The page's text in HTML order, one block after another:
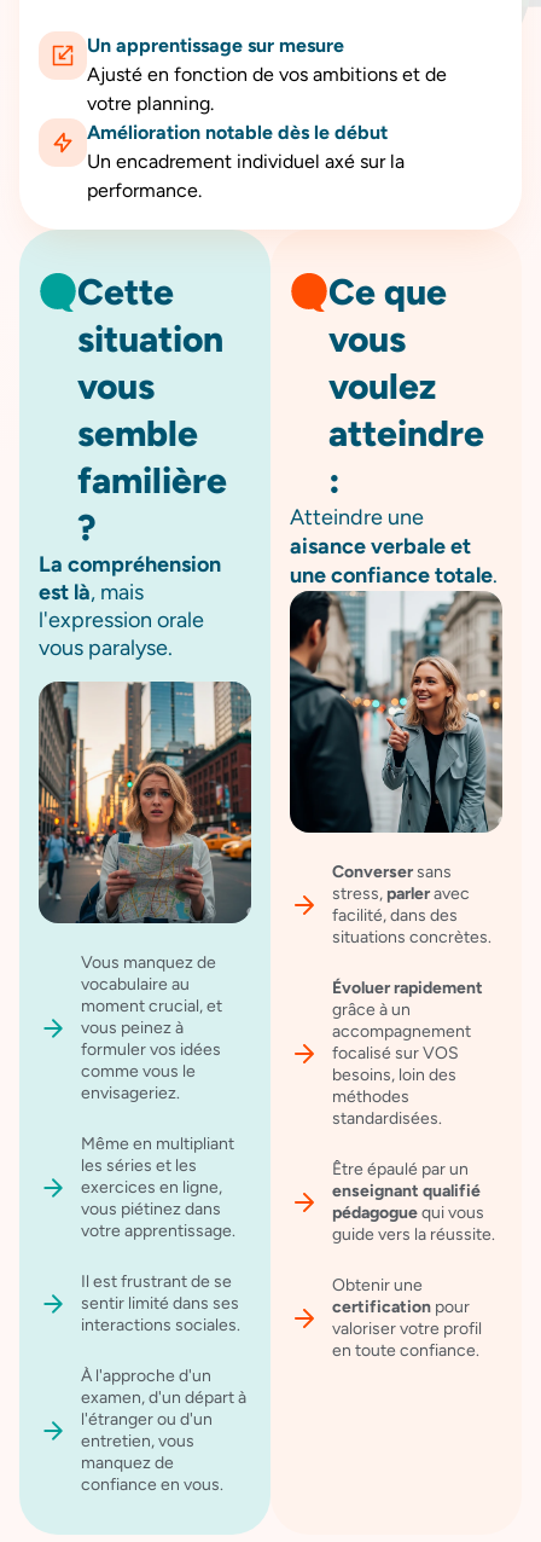
Un apprentissage sur mesure
Ajusté en fonction de vos ambitions et de
votre planning.
Amélioration notable dès le début
Un encadrement individuel axé sur la
performance.
Cette
situation
vous
semble
familière
?
La compréhension
est là, mais
l'expression orale
vous paralyse.
Vous manquez de
vocabulaire au
moment crucial, et
vous peinez à
formuler vos idées
comme vous le
envisageriez.
Même en multipliant
les séries et les
exercices en ligne,
vous piétinez dans
votre apprentissage.
Il est frustrant de se
sentir limité dans ses
interactions sociales.
À l'approche d'un
examen, d'un départ à
l'étranger ou d'un
entretien, vous
manquez de
confiance en vous.
Ce que
vous
voulez
atteindre
:
Atteindre une
aisance verbale et
une confiance totale.
Conversersans
stress, parleravec
facilité, dans des
situations concrètes.
Évoluer rapidement
grâce à un
accompagnement
focalisé sur VOS
besoins, loin des
méthodes
standardisées.
Être épaulé par un
enseignant qualifié
pédagoguequi vous
guide vers la réussite.
Obtenir une
certification pour
valoriser votre profil
en toute confiance.